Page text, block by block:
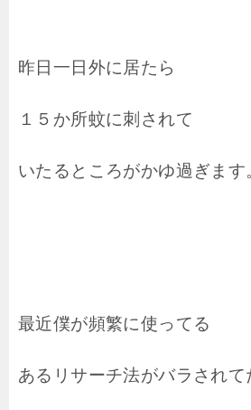
昨日一日外に居たら
１５か所蚊に刺されて
いたるところがかゆ過ぎます
最近僕が頻繁に使ってる
あるリサーチ法がバラされて